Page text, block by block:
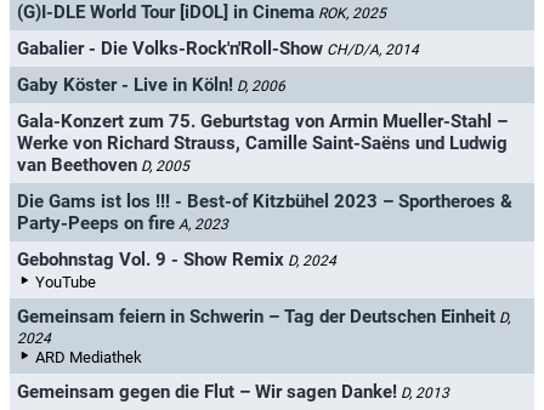
(G)I-DLE World Tour [iDOL] in Cinema ROK, 2025
Gabalier - Die Volks-Rock'n'Roll-Show CH/D/A, 2014
Gaby Köster - Live in Köln! D, 2006
Gala-Konzert zum 75. Geburtstag von Armin Mueller-Stahl –
Werke von Richard Strauss, Camille Saint-Saëns und Ludwig
van Beethoven D, 2005
Die Gams ist los !!! - Best-of Kitzbühel 2023 – Sportheroes &
Party-Peeps on fire A, 2023
Gebohnstag Vol. 9 - Show Remix D, 2024
YouTube
Gemeinsam feiern in Schwerin – Tag der Deutschen Einheit D,
2024
ARD Mediathek
Gemeinsam gegen die Flut – Wir sagen Danke! D, 2013